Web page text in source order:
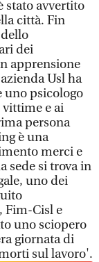
stato avvertito
città. Fin
dei
apprensione
Usl ha
uno psicologo
vittime e ai
persona
è una
merci e
sede si trova in
uno dei
Fim-Cisl e
uno sciopero
giornata di
sul lavoro'.